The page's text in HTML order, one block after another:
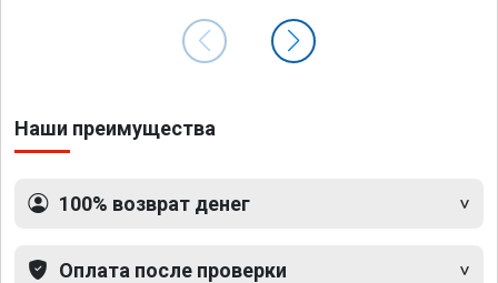
Наши преимущества
100% возврат денег
Оплата после проверки